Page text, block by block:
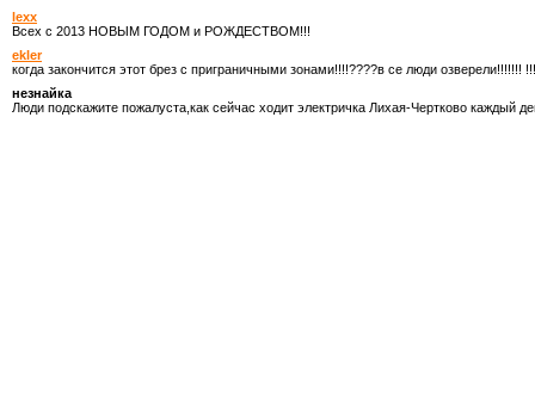
lexx
Всех с 2013 НОВЫМ ГОДОМ и РОЖДЕСТВОМ!!!
ekler
когда закончится этот брез с приграничными зонами!!!!????в се люди озверели!!!!!!!
незнайка
Люди подскажите пожалуста,как сейчас ходит электричка Лихая-Чертково каждый